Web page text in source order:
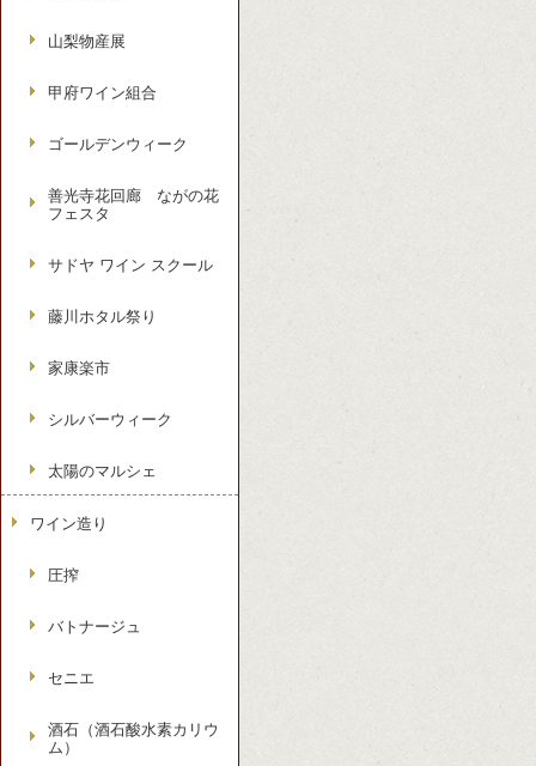
山梨物産展
甲府ワイン組合
ゴールデンウィーク
善光寺花回廊 ながの花
フェスタ
サドヤ ワイン スクール
藤川ホタル祭り
家康楽市
シルバーウィーク
太陽のマルシェ
ワイン造り
圧搾
バトナージュ
セニエ
酒石（酒石酸水素カリウ
ム）